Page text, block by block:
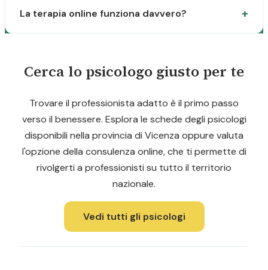
La terapia online funziona davvero?
Cerca lo psicologo giusto per te
Trovare il professionista adatto è il primo passo
verso il benessere. Esplora le schede degli psicologi
disponibili nella provincia di Vicenza oppure valuta
l'opzione della consulenza online, che ti permette di
rivolgerti a professionisti su tutto il territorio
nazionale.
Vedi tutti gli psicologi